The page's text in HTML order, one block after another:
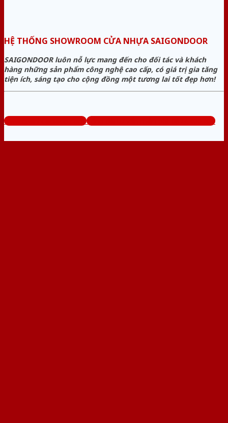
HỆ THỐNG SHOWROOM CỬA NHỰA SAIGONDOOR
SAIGONDOOR luôn nỗ lực mang đến cho đối tác và khách
hàng những sản phẩm công nghệ cao cấp, có giá trị gia tăng
tiện ích, sáng tạo cho cộng đồng một tương lai tốt đẹp hơn!
www.cuanhuagiago.com Tổng đài tư vấn miễn phí: 0824.400.400